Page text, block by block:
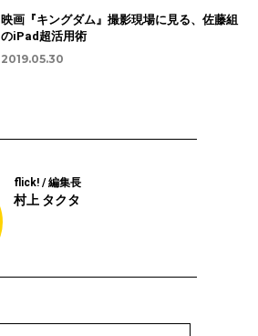
映画『キングダム』撮影現場に見る、佐藤組
のiPad超活用術
2019.05.30
flick! / 編集長
村上 タクタ